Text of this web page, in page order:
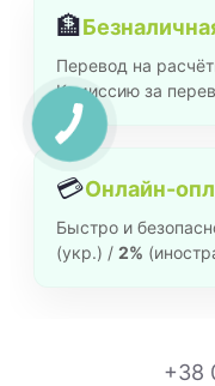
🏦
Перевод на
Комиссию за
💳Онлайн-
Быстро и
(укр.) / 2%
+38